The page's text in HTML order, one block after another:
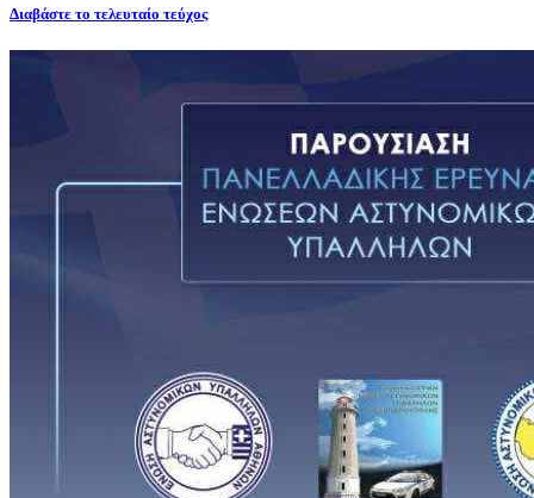
Διαβάστε το τελευταίο τεύχος